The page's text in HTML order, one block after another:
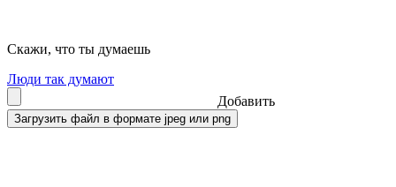
Скажи, что ты думаешь
Люди так думают
Добавить